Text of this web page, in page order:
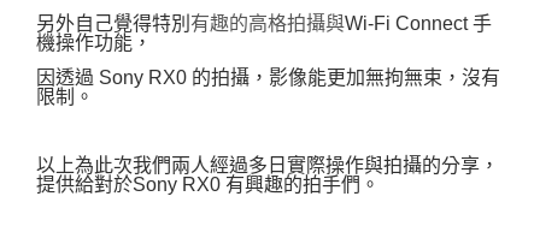
另外自己覺得特別 有趣的高格拍攝與Wi-Fi Connect 手
機操作功能，
因透過 Sony RX0 的拍攝，影像能更加無拘無束，沒有
限制。
以上為此次我們兩人經過多日實際操作與拍攝的分享，
提供給對於Sony RX0 有興趣的拍手們。